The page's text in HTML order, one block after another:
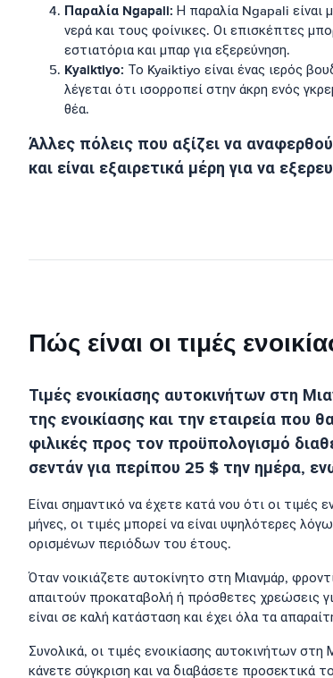
Παραλία Ngapali: Η παραλία Ngapali είναι
νερά και τους φοίνικες. Οι επισκέπτες
εστιατόρια και μπαρ για εξερεύνηση.
Kyaiktiyo: Το Kyaiktiyo είναι ένας ιερός
λέγεται ότι ισορροπεί στην άκρη ενός
θέα.
Άλλες πόλεις που αξίζει να
και είναι εξαιρετικά μέρη για να
Πώς είναι οι τιμές
Τιμές ενοικίασης αυτοκινήτων στη
της ενοικίασης και την εταιρεία που
φιλικές προς τον προϋπολογισμό
σεντάν για περίπου 25 $ την ημέρα,
Είναι σημαντικό να έχετε κατά νου ότι οι
μήνες, οι τιμές μπορεί να είναι υψηλότερες
ορισμένων περιόδων του έτους.
Όταν νοικιάζετε αυτοκίνητο στη Μιανμάρ,
απαιτούν προκαταβολή ή πρόσθετες χρεώσεις
είναι σε καλή κατάσταση και έχει όλα τα
Συνολικά, οι τιμές ενοικίασης αυτοκινήτων
κάνετε σύγκριση και να διαβάσετε προσεκτικά